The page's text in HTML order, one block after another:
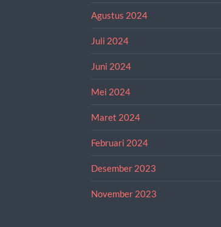
Agustus 2024
Juli 2024
Juni 2024
Mei 2024
Maret 2024
Februari 2024
Desember 2023
November 2023